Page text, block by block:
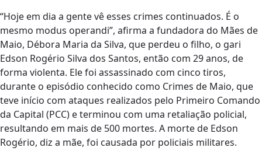
“Hoje em dia a gente vê esses crimes continuados. É o
mesmo modus operandi”, afirma a fundadora do Mães de
Maio, Débora Maria da Silva, que perdeu o filho, o gari
Edson Rogério Silva dos Santos, então com 29 anos, de
forma violenta. Ele foi assassinado com cinco tiros,
durante o episódio conhecido como Crimes de Maio, que
teve início com ataques realizados pelo Primeiro Comando
da Capital (PCC) e terminou com uma retaliação policial,
resultando em mais de 500 mortes. A morte de Edson
Rogério, diz a mãe, foi causada por policiais militares.